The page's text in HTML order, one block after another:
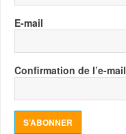
E-mail
Confirmation de l’e-mail
S’ABONNER